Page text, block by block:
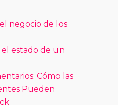
negocio de los
estado de un
Cómo las
Pueden